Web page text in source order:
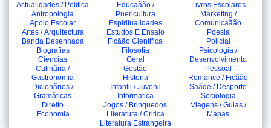
Actualidades / Politica
Antropologia
Apoio Escolar
Artes / Arquitectura
Banda Desenhada
Biografias
Ciencias
Culinãria /
Gastronomia
Dicionãrios /
Gramãticas
Direito
Economia
Educaãão /
Puericultura
Espiritualidades
Estudos E Ensaio
Ficãão Cientifica
Filosofia
Geral
Gestão
Historia
Infantil / Juvenil
Informatica
Jogos / Brinquedos
Literatura / Critica
Literatura Estrangeira
Livros Escolares
Marketing /
Comunicaãão
Poesia
Policial
Psicologia /
Desenvolvimento
Pessoal
Romance / Ficãão
Saãde / Desporto
Sociologia
Viagens / Guias /
Mapas